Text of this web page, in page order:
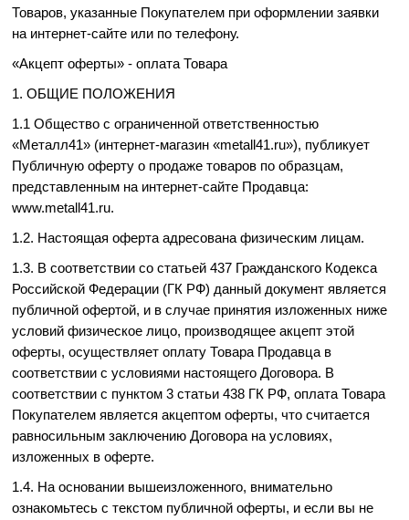
Товаров, указанные Покупателем при оформлении заявки
на интернет-сайте или по телефону.
«Акцепт оферты» - оплата Товара
1. ОБЩИЕ ПОЛОЖЕНИЯ
1.1 Общество с ограниченной ответственностью
«Металл41» (интернет-магазин «metall41.ru»), публикует
Публичную оферту о продаже товаров по образцам,
представленным на интернет-сайте Продавца:
www.metall41.ru.
1.2. Настоящая оферта адресована физическим лицам.
1.3. В соответствии со статьей 437 Гражданского Кодекса
Российской Федерации (ГК РФ) данный документ является
публичной офертой, и в случае принятия изложенных ниже
условий физическое лицо, производящее акцепт этой
оферты, осуществляет оплату Товара Продавца в
соответствии с условиями настоящего Договора. В
соответствии с пунктом 3 статьи 438 ГК РФ, оплата Товара
Покупателем является акцептом оферты, что считается
равносильным заключению Договора на условиях,
изложенных в оферте.
1.4. На основании вышеизложенного, внимательно
ознакомьтесь с текстом публичной оферты, и если вы не